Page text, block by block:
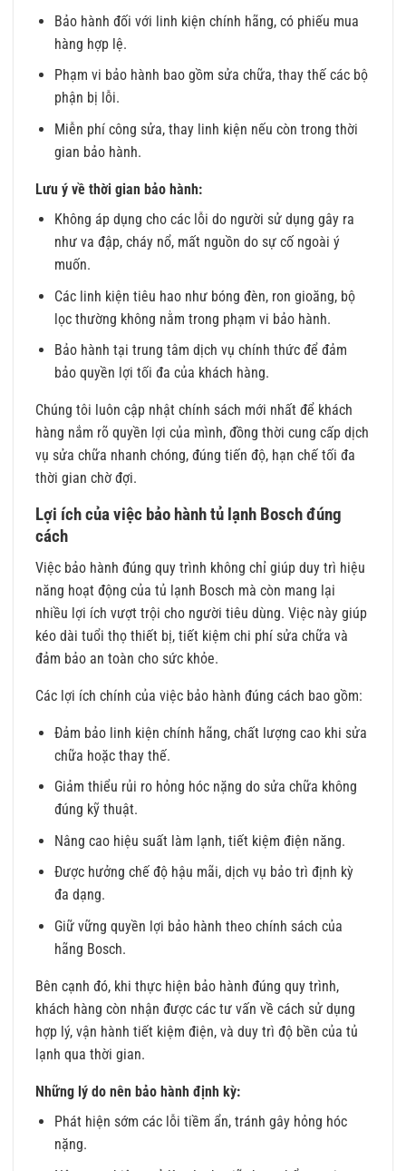
Bảo hành đối với linh kiện chính hãng, có phiếu mua
hàng hợp lệ.
Phạm vi bảo hành bao gồm sửa chữa, thay thế các bộ
phận bị lỗi.
Miễn phí công sửa, thay linh kiện nếu còn trong thời
gian bảo hành.
Lưu ý về thời gian bảo hành:
Không áp dụng cho các lỗi do người sử dụng gây ra
như va đập, cháy nổ, mất nguồn do sự cố ngoài ý
muốn.
Các linh kiện tiêu hao như bóng đèn, ron gioăng, bộ
lọc thường không nằm trong phạm vi bảo hành.
Bảo hành tại trung tâm dịch vụ chính thức để đảm
bảo quyền lợi tối đa của khách hàng.
Chúng tôi luôn cập nhật chính sách mới nhất để khách
hàng nắm rõ quyền lợi của mình, đồng thời cung cấp dịch
vụ sửa chữa nhanh chóng, đúng tiến độ, hạn chế tối đa
thời gian chờ đợi.
Lợi ích của việc bảo hành tủ lạnh Bosch đúng
cách
Việc bảo hành đúng quy trình không chỉ giúp duy trì hiệu
năng hoạt động của tủ lạnh Bosch mà còn mang lại
nhiều lợi ích vượt trội cho người tiêu dùng. Việc này giúp
kéo dài tuổi thọ thiết bị, tiết kiệm chi phí sửa chữa và
đảm bảo an toàn cho sức khỏe.
Các lợi ích chính của việc bảo hành đúng cách bao gồm:
Đảm bảo linh kiện chính hãng, chất lượng cao khi sửa
chữa hoặc thay thế.
Giảm thiểu rủi ro hỏng hóc nặng do sửa chữa không
đúng kỹ thuật.
Nâng cao hiệu suất làm lạnh, tiết kiệm điện năng.
Được hưởng chế độ hậu mãi, dịch vụ bảo trì định kỳ
đa dạng.
Giữ vững quyền lợi bảo hành theo chính sách của
hãng Bosch.
Bên cạnh đó, khi thực hiện bảo hành đúng quy trình,
khách hàng còn nhận được các tư vấn về cách sử dụng
hợp lý, vận hành tiết kiệm điện, và duy trì độ bền của tủ
lạnh qua thời gian.
Những lý do nên bảo hành định kỳ:
Phát hiện sớm các lỗi tiềm ẩn, tránh gây hỏng hóc
nặng.